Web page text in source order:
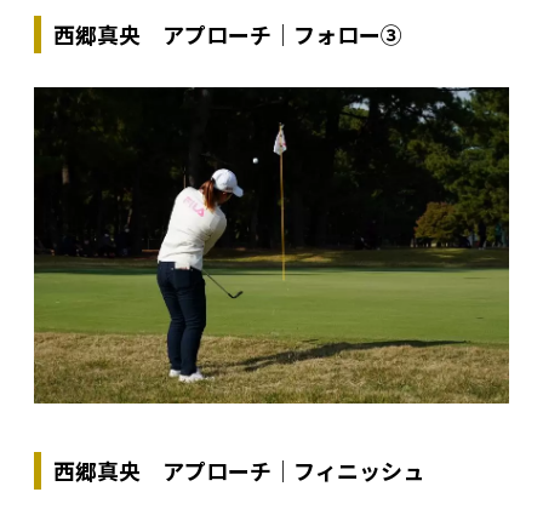
西郷真央 アプローチ｜フォロー③
西郷真央 アプローチ｜フィニッシュ